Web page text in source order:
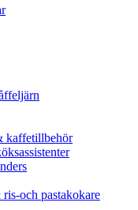
kaffetillbehör
och pastakokare